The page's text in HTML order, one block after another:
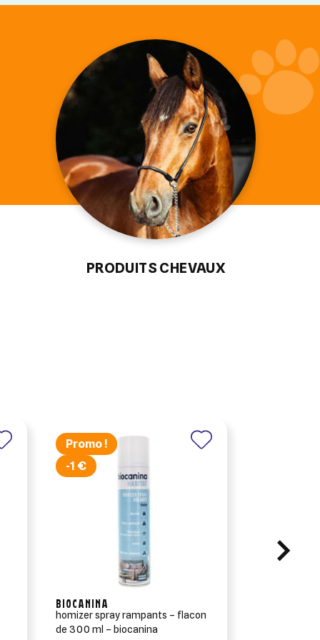
PRODUITS CHEVAUX
Promo !
-1 €
BIOCANINA
homizer spray rampants – flacon
de 300 ml – biocanina